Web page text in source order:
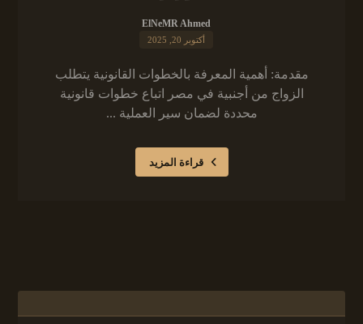
ElNeMR Ahmed
أكتوبر 20, 2025
مقدمة: أهمية المعرفة بالخطوات القانونية يتطلب
الزواج من أجنبية في مصر اتباع خطوات قانونية
محددة لضمان سير العملية ...
قراءة المزيد